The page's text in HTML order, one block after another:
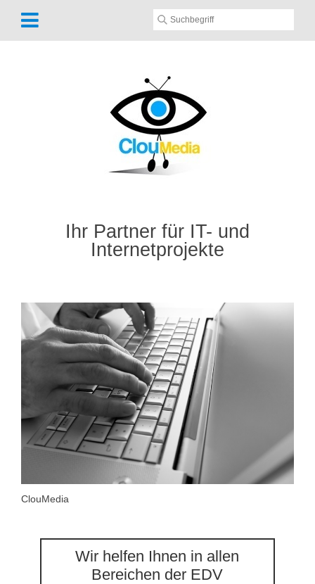
Ihr Partner für IT- und
Internetprojekte
ClouMedia
Wir helfen Ihnen in allen
Bereichen der EDV